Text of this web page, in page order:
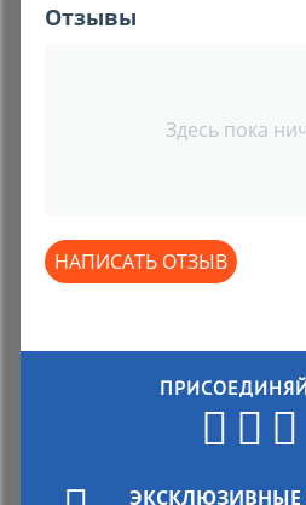
Отзывы
Здесь пока
НАПИСАТЬ ОТЗЫВ
ЭКСКЛЮЗИВНЫЕ